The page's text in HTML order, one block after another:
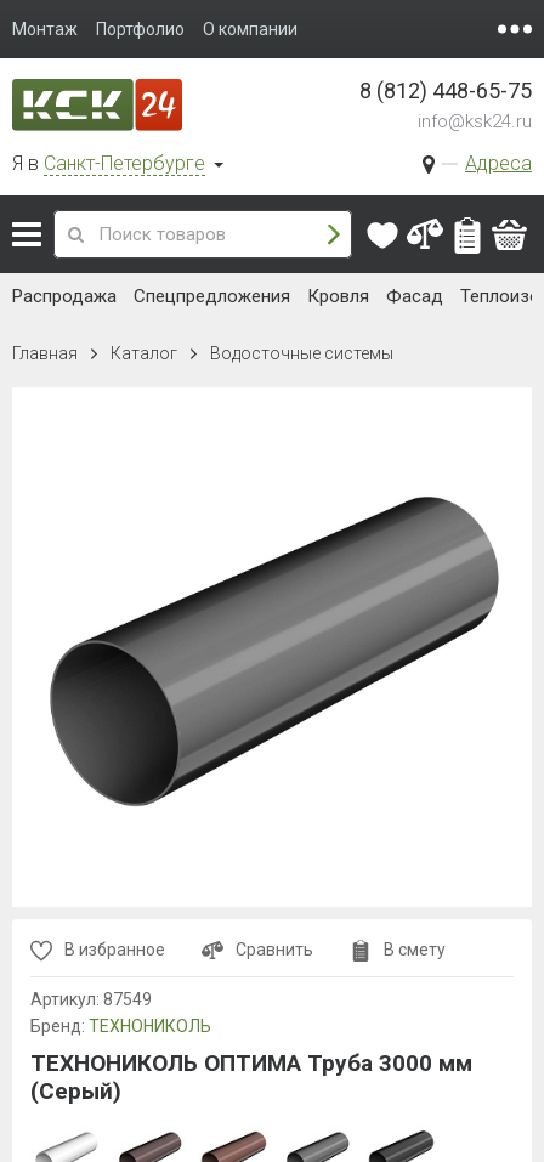
Монтаж Портфолио О компании
Я в Санкт-Петербурге Адреса
8 (812) 448-65-75
info@ksk24.ru
Распродажа Спецпредложения Кровля Фасад
Главная Каталог Водосточные системы
В избранное Сравнить В смету
Артикул: 87549
Бренд: ТЕХНОНИКОЛЬ
ТЕХНОНИКОЛЬ ОПТИМА Труба 3000 мм
(Серый)